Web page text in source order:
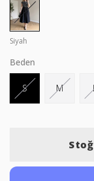
Siyah
Beden
S M